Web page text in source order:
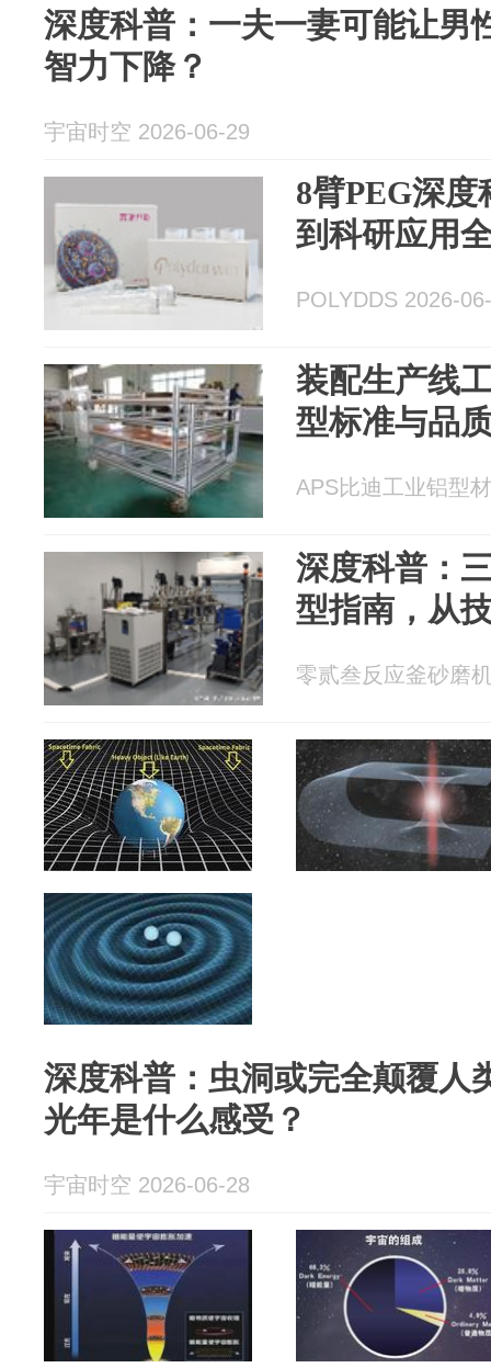
深度科普：一夫一妻可能让男
智力下降？
宇宙时空 2026-06-29
8臂PEG深
到科研应用
POLYDDS 2026-
装配生产线
型标准与品
APS比迪工业铝型
深度科普：
型指南，从
零贰叁反应釜砂磨
深度科普：虫洞或完全颠覆人
光年是什么感受？
宇宙时空 2026-06-28